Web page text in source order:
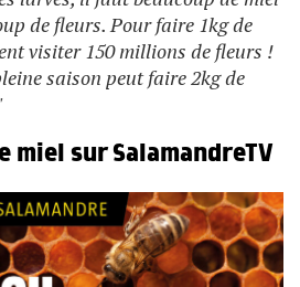
de fleurs. Pour faire 1kg de
visiter 150 millions de fleurs !
saison peut faire 2kg de
miel sur SalamandreTV